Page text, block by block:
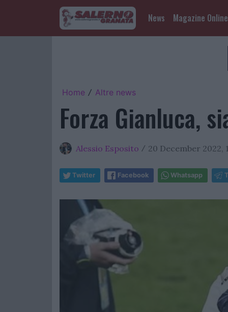
News Magazine Online
Home / Altre news
Forza Gianluca,
Alessio Esposito / 20 December 2022,
Twitter Facebook Whatsapp